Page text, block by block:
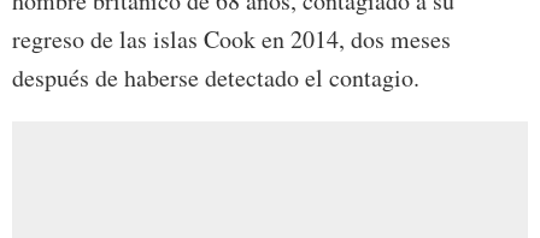
regreso de las islas Cook en 2014, dos meses
después de haberse detectado el contagio.